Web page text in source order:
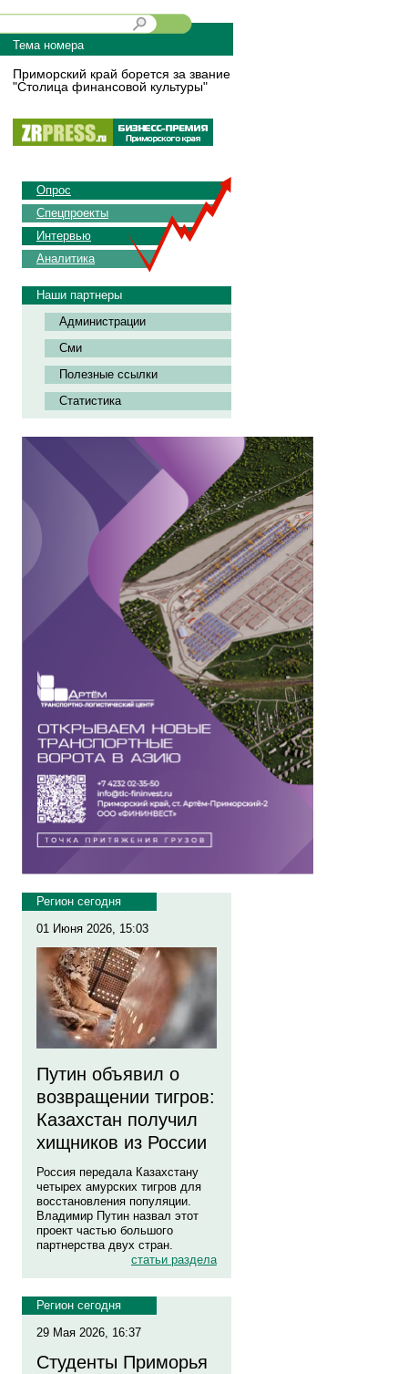
Тема номера
Приморский край борется за звание
"Столица финансовой культуры"
Опрос
Спецпроекты
Интервью
Аналитика
Наши партнеры
Администрации
Сми
Полезные ссылки
Статистика
Регион сегодня
01 Июня 2026, 15:03
Путин объявил о
возвращении тигров:
Казахстан получил
хищников из России
Россия передала Казахстану
четырех амурских тигров для
восстановления популяции.
Владимир Путин назвал этот
проект частью большого
партнерства двух стран.
статьи раздела
Регион сегодня
29 Мая 2026, 16:37
Студенты Приморья